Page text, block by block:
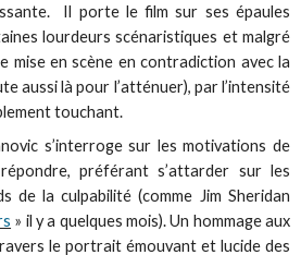
Il porte le film sur ses épaules
lourdeurs scénaristiques et malgré
mise en scène en contradiction avec la
aussi là pour l’atténuer), par l’intensité
touchant.
s’interroge sur les motivations de
préférant s’attarder sur les
de la culpabilité (comme Jim Sheridan
» il y a quelques mois). Un hommage aux
le portrait émouvant et lucide des